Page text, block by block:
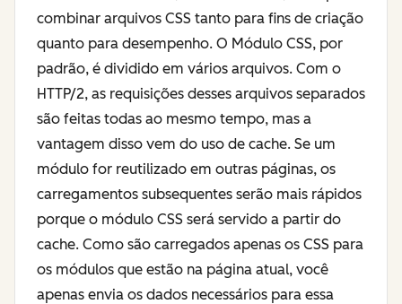
combinar arquivos CSS tanto para fins de criação
quanto para desempenho. O Módulo CSS, por
padrão, é dividido em vários arquivos. Com o
HTTP/2, as requisições desses arquivos separados
são feitas todas ao mesmo tempo, mas a
vantagem disso vem do uso de cache. Se um
módulo for reutilizado em outras páginas, os
carregamentos subsequentes serão mais rápidos
porque o módulo CSS será servido a partir do
cache. Como são carregados apenas os CSS para
os módulos que estão na página atual, você
apenas envia os dados necessários para essa